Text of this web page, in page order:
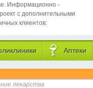
Информационно -
с дополнительными
клиентов:
Аптеки